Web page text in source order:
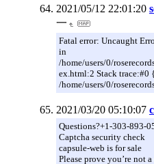
2021/05/12 22:01:20
一
Fatal error: Uncaught
in
/home/users/0/
ex.html:2 Stack trace:#0
/home/users/0/
2021/03/20 05:10:07
Questions?+1-303-893-
Captcha security check
capsule-web is for sale
Please prove you’re not